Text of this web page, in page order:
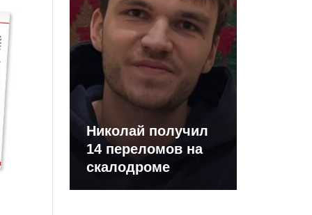
Николай получил
14 переломов на
скалодроме